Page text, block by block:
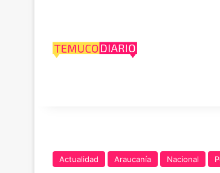
Actualidad Araucanía Nacional